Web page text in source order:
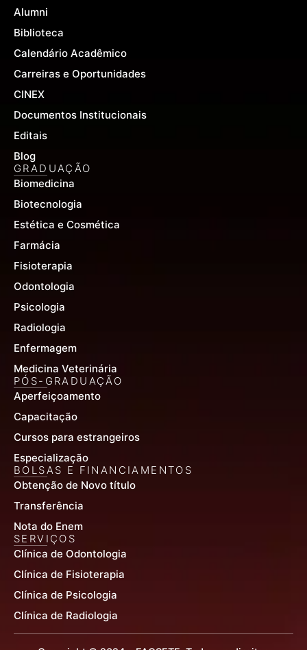
Alumni
Biblioteca
Calendário Acadêmico
Carreiras e Oportunidades
CINEX
Documentos Institucionais
Editais
Blog
GRADUAÇÃO
Biomedicina
Biotecnologia
Estética e Cosmética
Farmácia
Fisioterapia
Odontologia
Psicologia
Radiologia
Enfermagem
Medicina Veterinária
PÓS-GRADUAÇÃO
Aperfeiçoamento
Capacitação
Cursos para estrangeiros
Especialização
BOLSAS E FINANCIAMENTOS
Obtenção de Novo título
Transferência
Nota do Enem
SERVIÇOS
Clínica de Odontologia
Clínica de Fisioterapia
Clínica de Psicologia
Clínica de Radiologia